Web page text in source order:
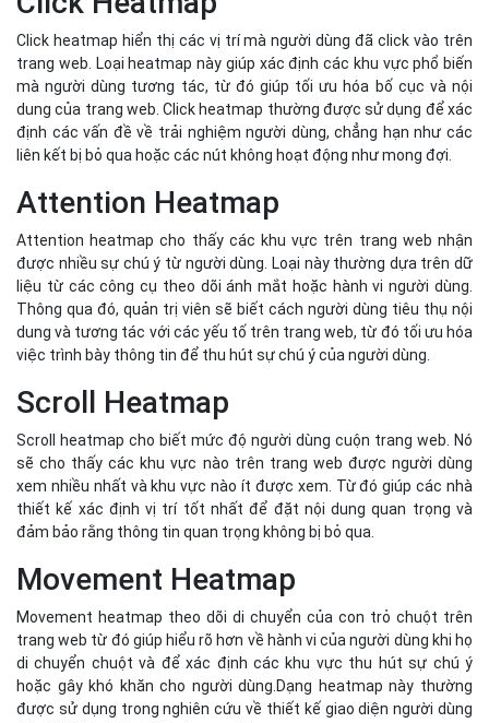
được nhiều sự chú ý từ người dùng. Loại này thường dựa trên dữ
liệu từ các công cụ theo dõi ánh mắt hoặc hành vi người dùng.
Thông qua đó, quản trị viên sẽ biết cách người dùng tiêu thụ nội
dung và tương tác với các yếu tố trên trang web, từ đó tối ưu hóa
việc trình bày thông tin để thu hút sự chú ý của người dùng.
Scroll Heatmap
Scroll heatmap cho biết mức độ người dùng cuộn trang web. Nó
sẽ cho thấy các khu vực nào trên trang web được người dùng
xem nhiều nhất và khu vực nào ít được xem. Từ đó giúp các nhà
thiết kế xác định vị trí tốt nhất để đặt nội dung quan trọng và
đảm bảo rằng thông tin quan trọng không bị bỏ qua.
Movement Heatmap
Movement heatmap theo dõi di chuyển của con trỏ chuột trên
trang web từ đó giúp hiểu rõ hơn về hành vi của người dùng khi họ
di chuyển chuột và để xác định các khu vực thu hút sự chú ý
hoặc gây khó khăn cho người dùng.Dạng heatmap này thường
được sử dụng trong nghiên cứu về thiết kế giao diện người dùng
để cải thiện trải nghiệm tương tác.
Live Heatmap
Live heatmap cho phép theo dõi hành vi người dùng trong thời
gian thực. Nó sẽ cung cấp thông tin ngay lập tức về cách người
dùng tương tác với trang web, giúp các nhà quản lý nhanh chóng